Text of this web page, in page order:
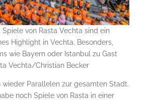
Spiele von Rasta Vechta sind ein
Highlight in Vechta. Besonders,
wie Bayern oder Istanbul zu Gast
Vechta/Christian Becker
wieder Parallelen zur gesamten Stadt.
noch Spiele von Rasta in einer